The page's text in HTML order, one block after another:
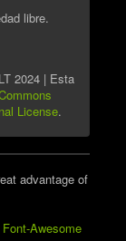
libre.
2024 | Esta
License.
advantage of
Font-Awesome